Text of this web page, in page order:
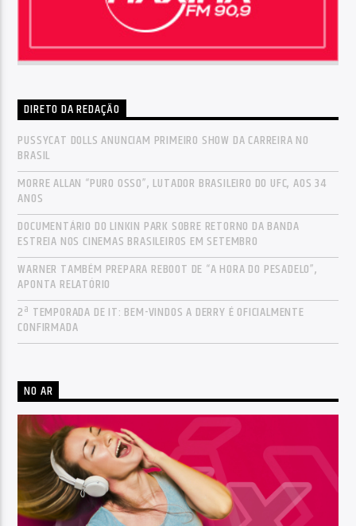
DIRETO DA REDAÇÃO
PUSSYCAT DOLLS ANUNCIAM PRIMEIRO SHOW DA CARREIRA NO
BRASIL
MORRE ALLAN “PURO OSSO”, LUTADOR BRASILEIRO DO UFC, AOS 34
ANOS
DOCUMENTÁRIO DO LINKIN PARK SOBRE RETORNO DA BANDA
ESTREIA NOS CINEMAS BRASILEIROS EM SETEMBRO
WARNER TAMBÉM PREPARA REBOOT DE “A HORA DO PESADELO”,
APONTA RELATÓRIO
2ª TEMPORADA DE IT: BEM-VINDOS A DERRY É OFICIALMENTE
CONFIRMADA
NO AR